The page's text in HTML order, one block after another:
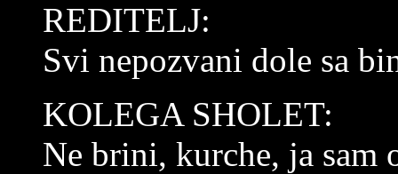
REDITELJ:
Svi nepozvani dole sa
KOLEGA SHOLET:
Ne brini, kurche, ja sam